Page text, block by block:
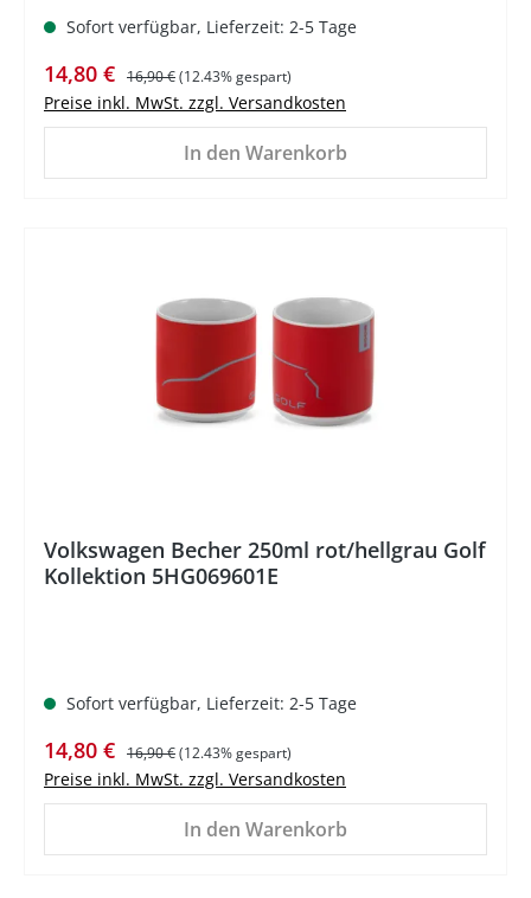
Sofort verfügbar, Lieferzeit: 2-5 Tage
Verkaufspreis:
14,80 € Regulärer Preis:
16,90 €(12.43% gespart)
Preise inkl. MwSt. zzgl. Versandkosten
In den Warenkorb
Volkswagen Becher 250ml rot/hellgrau Golf
Kollektion 5HG069601E
Sofort verfügbar, Lieferzeit: 2-5 Tage
Verkaufspreis:
14,80 € Regulärer Preis:
16,90 €(12.43% gespart)
Preise inkl. MwSt. zzgl. Versandkosten
In den Warenkorb